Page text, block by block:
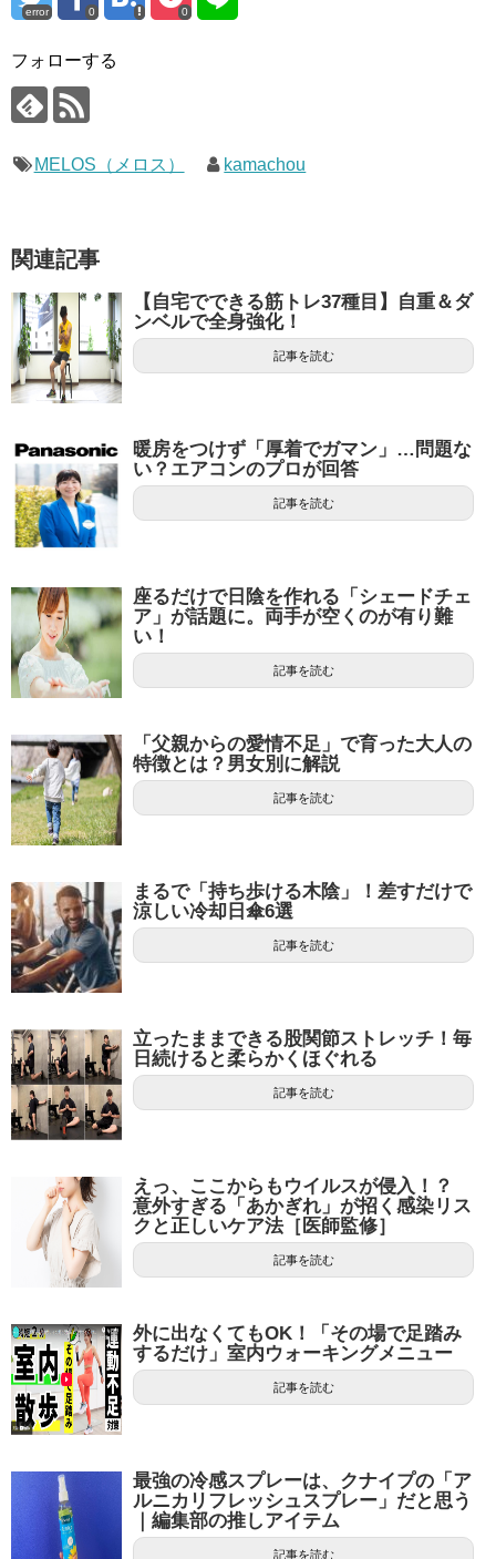
error 0 0
フォローする
MELOS（メロス） kamachou
関連記事
【自宅でできる筋トレ37種目】自重＆ダ
ンベルで全身強化！
記事を読む
暖房をつけず「厚着でガマン」…問題な
い？エアコンのプロが回答
記事を読む
座るだけで日陰を作れる「シェードチェ
ア」が話題に。両手が空くのが有り難
い！
記事を読む
「父親からの愛情不足」で育った大人の
特徴とは？男女別に解説
記事を読む
まるで「持ち歩ける木陰」！差すだけで
涼しい冷却日傘6選
記事を読む
立ったままできる股関節ストレッチ！毎
日続けると柔らかくほぐれる
記事を読む
えっ、ここからもウイルスが侵入！？
意外すぎる「あかぎれ」が招く感染リス
クと正しいケア法［医師監修］
記事を読む
外に出なくてもOK！「その場で足踏み
するだけ」室内ウォーキングメニュー
記事を読む
最強の冷感スプレーは、クナイプの「ア
ルニカリフレッシュスプレー」だと思う
｜編集部の推しアイテム
記事を読む